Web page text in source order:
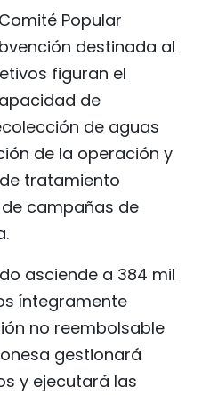
Popular
destinada al
figuran el
de
de aguas
de la operación y
tratamiento
campañas de
asciende a 384 mil
íntegramente
no reembolsable
gestionará
y ejecutará las